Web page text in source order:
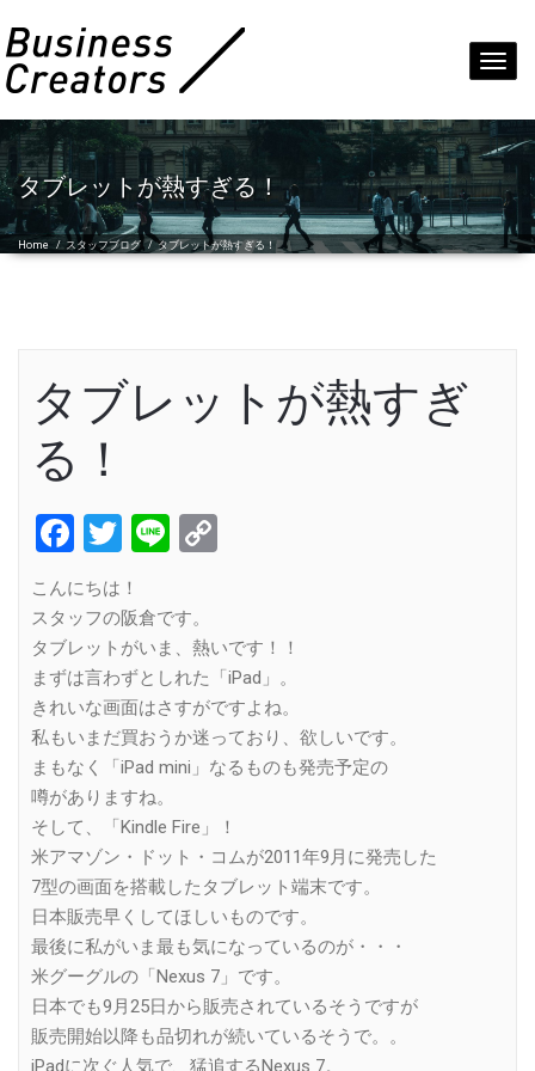
タブレットが熱すぎる！
Home / スタッフブログ /タブレットが熱すぎる！
タブレットが熱すぎ
る！
Facebook
Twitter
Line
こんにちは！
スタッフの阪倉です。
タブレットがいま、熱いです！！
まずは言わずとしれた「iPad」。
きれいな画面はさすがですよね。
私もいまだ買おうか迷っており、欲しいです。
まもなく「iPad mini」なるものも発売予定の
噂がありますね。
そして、「Kindle Fire」！
米アマゾン・ドット・コムが2011年9月に発売した
7型の画面を搭載したタブレット端末です。
日本販売早くしてほしいものです。
最後に私がいま最も気になっているのが・・・
米グーグルの「Nexus 7」です。
日本でも9月25日から販売されているそうですが
販売開始以降も品切れが続いているそうで。。
iPadに次ぐ人気で、猛追するNexus 7。